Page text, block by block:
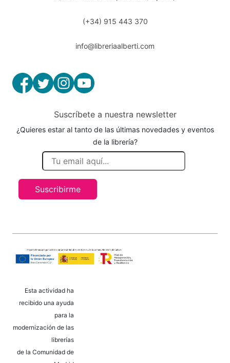
(+34) 915 443 370
info@libreriaalberti.com
Suscríbete a nuestra newsletter
¿Quieres estar al tanto de las últimas novedades y eventos
de la librería?
Suscribirme
Esta actividad ha
recibido una ayuda
para la
modernización de las
librerías
de la Comunidad de